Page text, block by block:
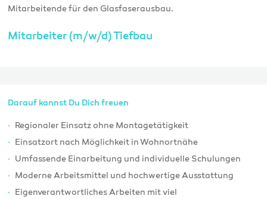
Mitarbeitende für den Glasfaserausbau.
Mitarbeiter (m/w/d) Tiefbau
Darauf kannst Du Dich freuen
Regionaler Einsatz ohne Montagetätigkeit
Einsatzort nach Möglichkeit in Wohnortnähe
Umfassende Einarbeitung und individuelle Schulungen
Moderne Arbeitsmittel und hochwertige Ausstattung
Eigenverantwortliches Arbeiten mit viel